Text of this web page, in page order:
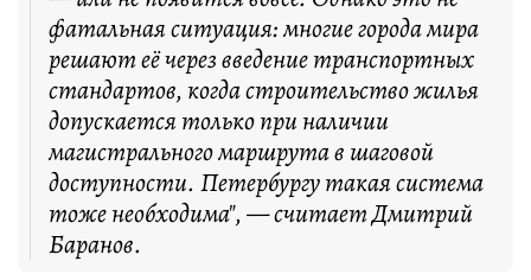
фатальная ситуация: многие города мира
решают её через введение транспортных
стандартов, когда строительство жилья
допускается только при наличии
магистрального маршрута в шаговой
доступности. Петербургу такая система
тоже необходима", — считает Дмитрий
Баранов.